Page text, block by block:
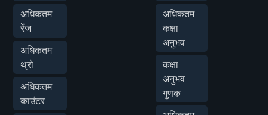
अधिकतम
रेंज
अधिकतम
थ्रो
अधिकतम
काउंटर
अधिकतम
कक्षा
अनुभव
कक्षा
अनुभव
गुणक